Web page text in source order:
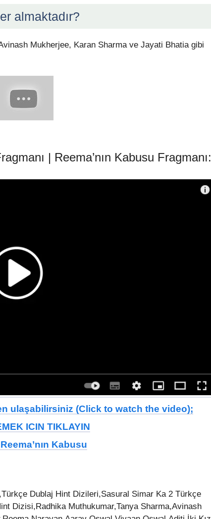
almaktadır?
Mukherjee, Karan Sharma ve Jayati Bhatia gibi
| Reema’nın Kabusu Fragmanı:
ulaşabilirsiniz (Click to watch the video);
ICIN TIKLAYIN
Kabusu
Dublaj Hint Dizileri,Sasural Simar Ka 2 Türkçe
Dizisi,Radhika Muthukumar,Tanya Sharma,Avinash